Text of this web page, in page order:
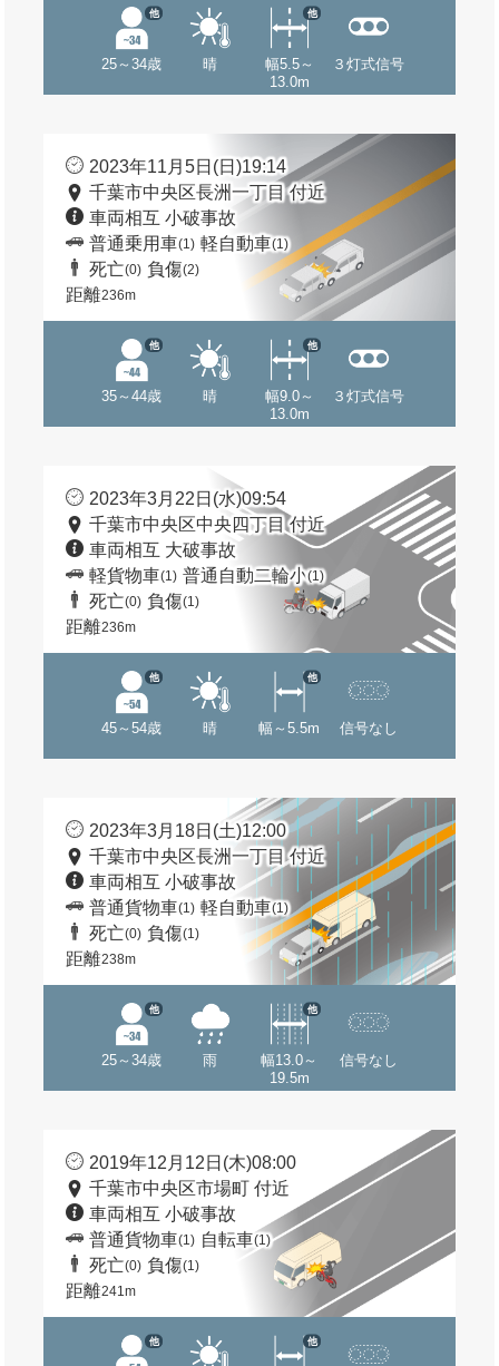
25～34歳
他
晴
幅5.5～
13.0m
他
３灯式信号
2023年11月5日(日)19:14
千葉市中央区長洲一丁目 付近
車両相互 小破事故
普通乗用車(1) 軽自動車(1)
死亡(0) 負傷(2)
距離236m
35～44歳
他
晴
幅9.0～
13.0m
他
３灯式信号
2023年3月22日(水)09:54
千葉市中央区中央四丁目 付近
車両相互 大破事故
軽貨物車(1) 普通自動二輪小(1)
死亡(0) 負傷(1)
距離236m
45～54歳
他
晴 幅～5.5m
他
信号なし
2023年3月18日(土)12:00
千葉市中央区長洲一丁目 付近
車両相互 小破事故
普通貨物車(1) 軽自動車(1)
死亡(0) 負傷(1)
距離238m
25～34歳
他
雨
幅13.0～
19.5m
他
信号なし
2019年12月12日(木)08:00
千葉市中央区市場町 付近
車両相互 小破事故
普通貨物車(1) 自転車(1)
死亡(0) 負傷(1)
距離241m
他 他